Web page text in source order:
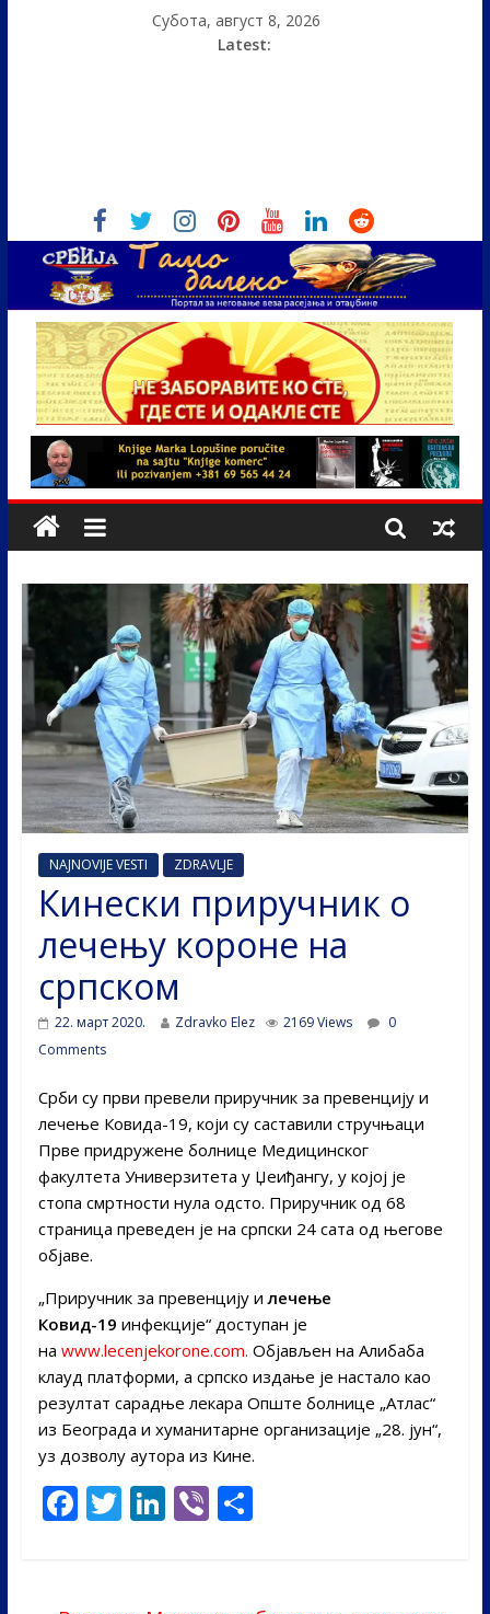
Субота, август 8, 2026
Latest:
NAJNOVIJE VESTI ZDRAVLJE
Кинески приручник о
лечењу короне на
српском
22. март 2020. Zdravko Elez 2169 Views
0
Comments
Срби су први превели приручник за превенцију и
лечење Ковида-19, који су саставили стручњаци
Прве придружене болнице Медицинског
факултета Универзитета у Џеиђангу, у којој је
стопа смртности нула одсто. Приручник од 68
страница преведен је на српски 24 сата од његове
објаве.
„Приручник за превенцију илечење
Ковид-19 инфекције“ доступан је
на www.lecenjekorone.com. Објављен на Алибаба
клауд платформи, а српско издање је настало као
резултат сарадње лекара Опште болнице „Атлас“
из Београда и хуманитарне организације „28. јун“,
уз дозволу аутора из Кине.
F
ac
T
w
Li
n
Vi
b
S